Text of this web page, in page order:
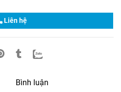
Liên hệ
Bình luận